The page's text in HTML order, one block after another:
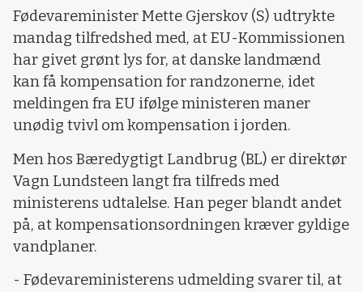
Fødevareminister Mette Gjerskov (S) udtrykte
mandag tilfredshed med, at EU-Kommissionen
har givet grønt lys for, at danske landmænd
kan få kompensation for randzonerne, idet
meldingen fra EU ifølge ministeren maner
unødig tvivl om kompensation i jorden.
Men hos Bæredygtigt Landbrug (BL) er direktør
Vagn Lundsteen langt fra tilfreds med
ministerens udtalelse. Han peger blandt andet
på, at kompensationsordningen kræver gyldige
vandplaner.
- Fødevareministerens udmelding svarer til, at